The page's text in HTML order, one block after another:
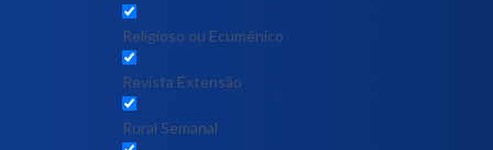
Religioso ou Ecumênico
Revista Extensão
Rural Semanal